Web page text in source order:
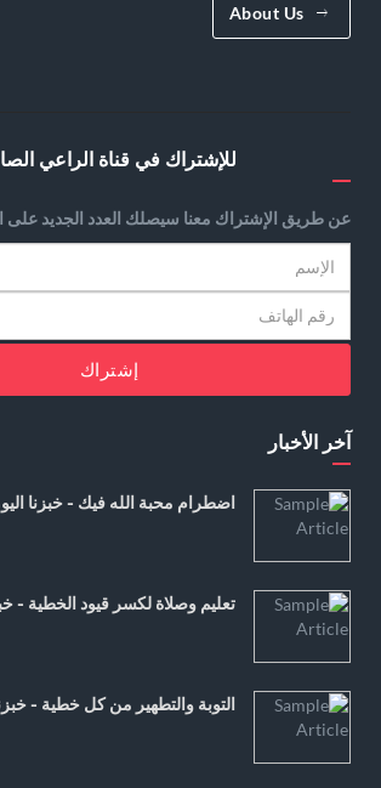
About Us
للإشتراك في قناة الراعي
عن طريق الإشتراك معنا سيصلك العدد الجديد على
إشتراك
آخر الأخبار
اضطرام محبة الله فيك - خبزنا
تعليم وصلاة لكسر قيود الخطية -
التوبة والتطهير من كل خطية -